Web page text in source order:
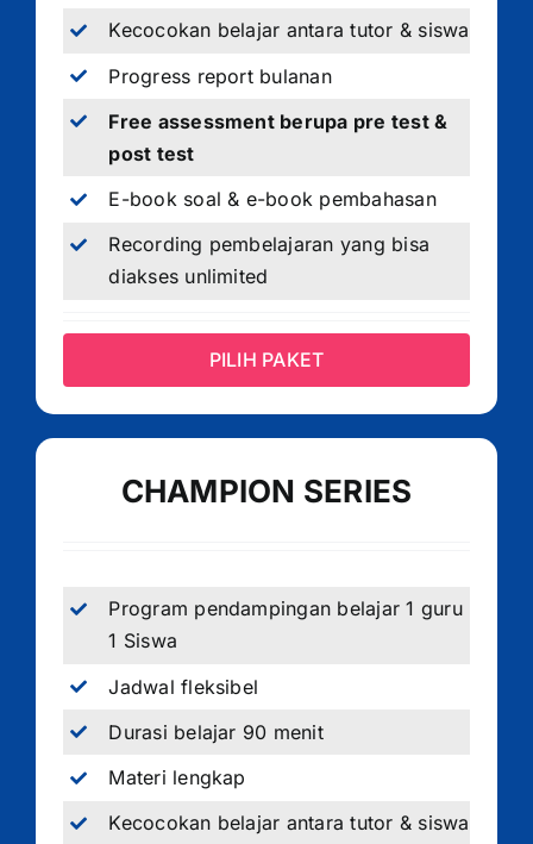
Kecocokan belajar antara tutor & siswa
Progress report bulanan
Free assessment berupa pre test &
post test
E-book soal & e-book pembahasan
Recording pembelajaran yang bisa
diakses unlimited
PILIH PAKET
CHAMPION SERIES
Program pendampingan belajar 1 guru
1 Siswa
Jadwal fleksibel
Durasi belajar 90 menit
Materi lengkap
Kecocokan belajar antara tutor & siswa